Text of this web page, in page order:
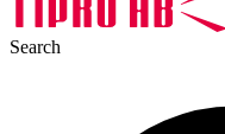
Search